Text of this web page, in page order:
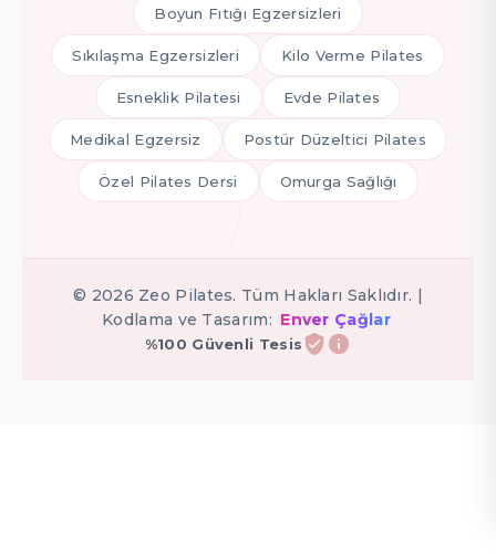
Boyun Fıtığı Egzersizleri
Sıkılaşma Egzersizleri Kilo Verme Pilates
Esneklik Pilatesi Evde Pilates
Medikal Egzersiz Postür Düzeltici Pilates
Özel Pilates Dersi Omurga Sağlığı
© 2026 Zeo Pilates. Tüm Hakları Saklıdır. |
Kodlama ve Tasarım: Enver Çağlar
%100 Güvenli Tesis